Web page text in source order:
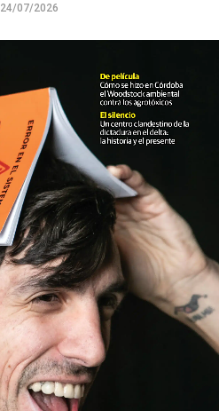
24/07/2026